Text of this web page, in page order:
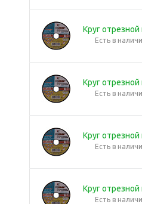
Круг
Есть в
Круг
Есть в
Круг
Есть в
Круг
Есть в